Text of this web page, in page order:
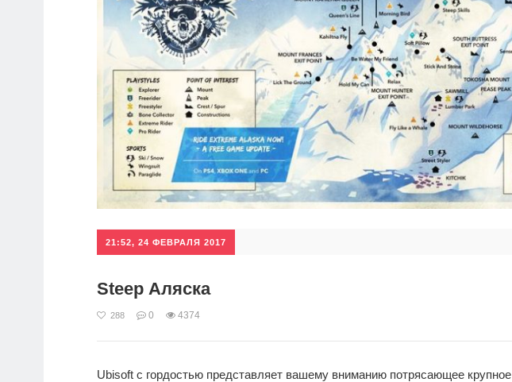
21:52, 24 ФЕВРАЛЯ 2017
Steep Аляска
288 0 4374
Ubisoft с гордостью представляет вашему вниманию потрясающее